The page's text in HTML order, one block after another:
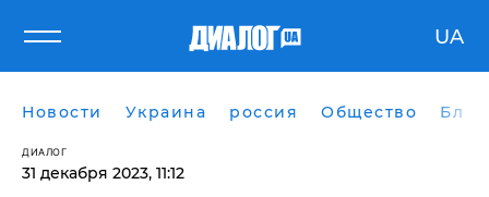
UA
Новости Украина россия Общество
ДИАЛОГ
31 декабря 2023, 11:12